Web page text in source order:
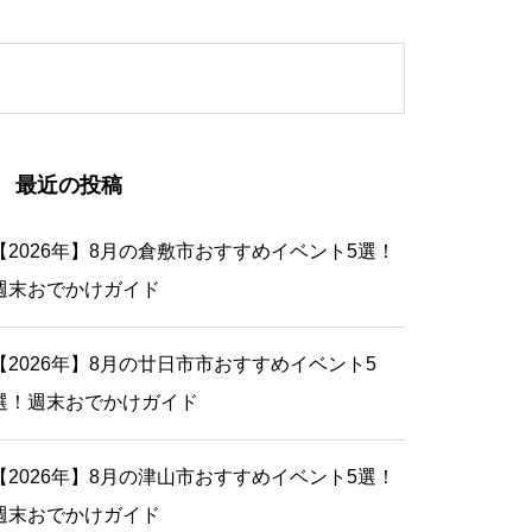
最近の投稿
2026年】8月の倉敷市おすすめイベント5選！
末おでかけガイド
2026年】8月の廿日市市おすすめイベント5
！週末おでかけガイド
2026年】8月の津山市おすすめイベント5選！
末おでかけガイド